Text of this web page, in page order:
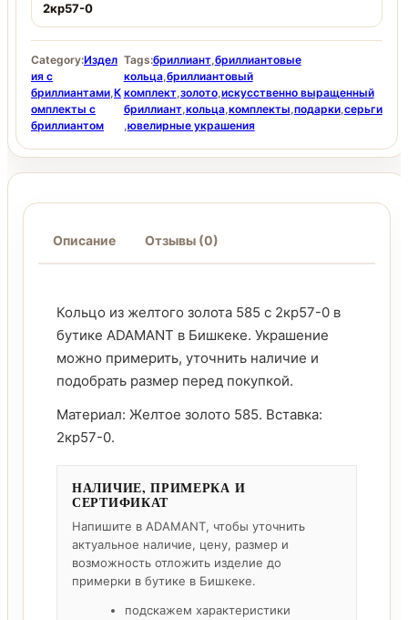
2кр57-0
Category:Издел
ия с
бриллиантами,К
омплекты с
бриллиантом
Tags:бриллиант,бриллиантовые
кольца,бриллиантовый
комплект,золото,искусственно выращенный
бриллиант,кольца,комплекты,подарки,серьги
,ювелирные украшения
Описание Отзывы (0)
Кольцо из желтого золота 585 с 2кр57-0 в
бутике ADAMANT в Бишкеке. Украшение
можно примерить, уточнить наличие и
подобрать размер перед покупкой.
Материал: Желтое золото 585. Вставка:
2кр57-0.
НАЛИЧИЕ, ПРИМЕРКА И
СЕРТИФИКАТ
Напишите в ADAMANT, чтобы уточнить
актуальное наличие, цену, размер и
возможность отложить изделие до
примерки в бутике в Бишкеке.
подскажем характеристики